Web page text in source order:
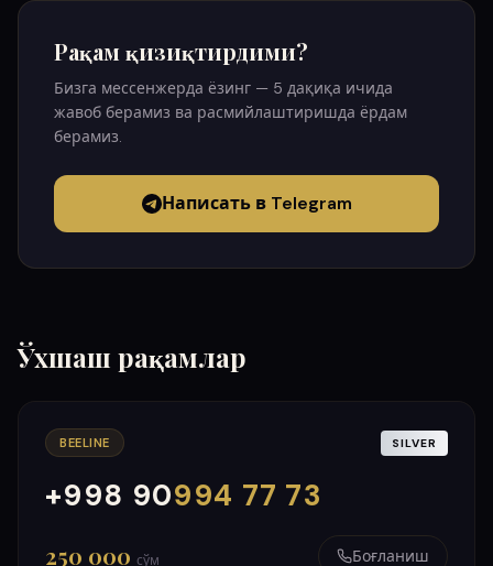
Рақам қизиқтирдими?
Бизга мессенжерда ёзинг — 5 дақиқа ичида
жавоб берамиз ва расмийлаштиришда ёрдам
берамиз.
Написать в Telegram
Ўхшаш рақамлар
BEELINE SILVER
+998 90994 77 73
000
999
250 000 сўм Боғланиш